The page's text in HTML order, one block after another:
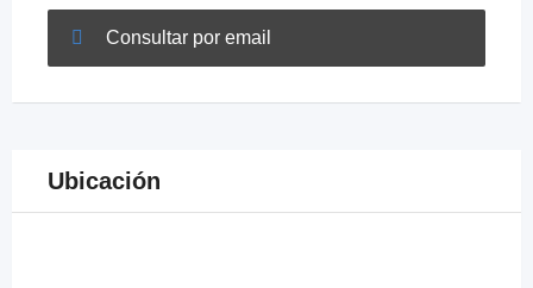
Consultar por email
Ubicación